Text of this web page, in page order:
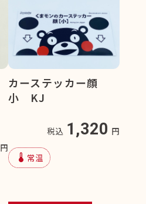
円
カーステッカー顔
小 KJ
税込 1,320 円
device_thermostat 常温